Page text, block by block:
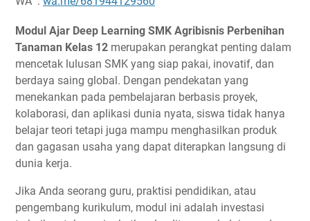
Modul Ajar Deep Learning SMK Agribisnis Perbenihan
Tanaman Kelas 12 merupakan perangkat penting dalam
mencetak lulusan SMK yang siap pakai, inovatif, dan
berdaya saing global. Dengan pendekatan yang
menekankan pada pembelajaran berbasis proyek,
kolaborasi, dan aplikasi dunia nyata, siswa tidak hanya
belajar teori tetapi juga mampu menghasilkan produk
dan gagasan usaha yang dapat diterapkan langsung di
dunia kerja.
Jika Anda seorang guru, praktisi pendidikan, atau
pengembang kurikulum, modul ini adalah investasi